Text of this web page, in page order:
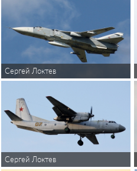
Сергей Локтев
Сергей Локтев